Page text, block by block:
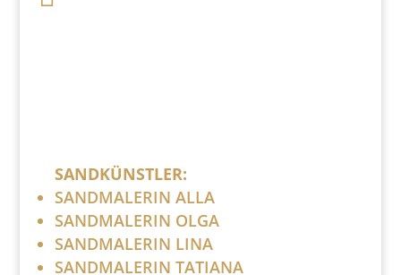
SANDKÜNSTLER:
SANDMALERIN ALLA
SANDMALERIN OLGA
SANDMALERIN LINA
SANDMALERIN TATIANA